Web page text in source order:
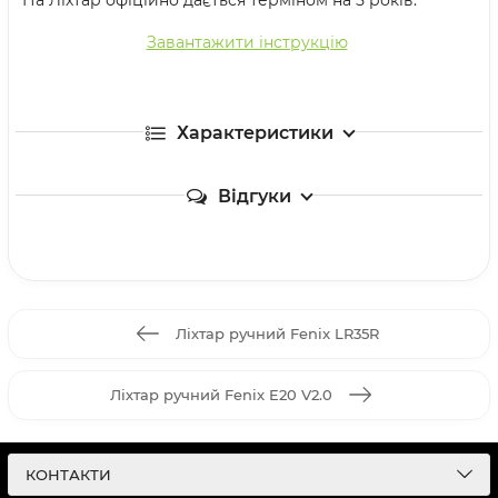
Завантажити інструкцію
Характеристики
Відгуки
Ліхтар ручний Fenix LR35R
Ліхтар ручний Fenix E20 V2.0
КОНТАКТИ